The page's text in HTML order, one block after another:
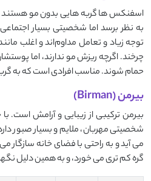
اسفنکس‌ ها گربه‌ هایی بدون مو هستند
به ‌نظر برسد اما شخصیتی بسیار
توجه زیاد و تعامل مداوم‌اند و اغلب
‌چرخند. اگرچه ریزش مو ندارند، اما
حمام شوند. مناسب افرادی ا‌ست که به
بیرمن (Birman)
بیرمن ترکیبی از زیبایی و آرامش است.
شخصیتی مهربان، ملایم و بسیار صبور
می ‌آید و به راحتی با فضای خانه
گره‌ کم‌ تری می ‌خورد، و به همین دلیل